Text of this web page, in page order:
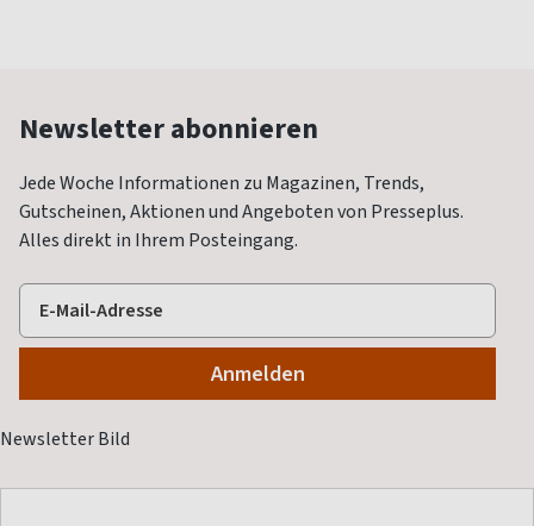
Newsletter abonnieren
Jede Woche Informationen zu Magazinen, Trends,
Gutscheinen, Aktionen und Angeboten von Presseplus.
Alles direkt in Ihrem Posteingang.